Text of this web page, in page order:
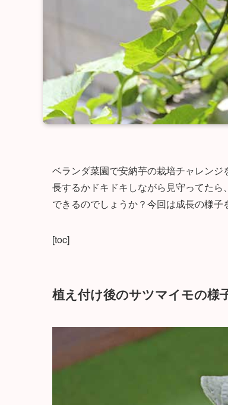
ベランダ菜園で安納芋の栽培チャレン
長するかドキドキしながら見守ってた
できるのでしょうか？今回は成長の様子
[toc]
植え付け後のサツマイモの様